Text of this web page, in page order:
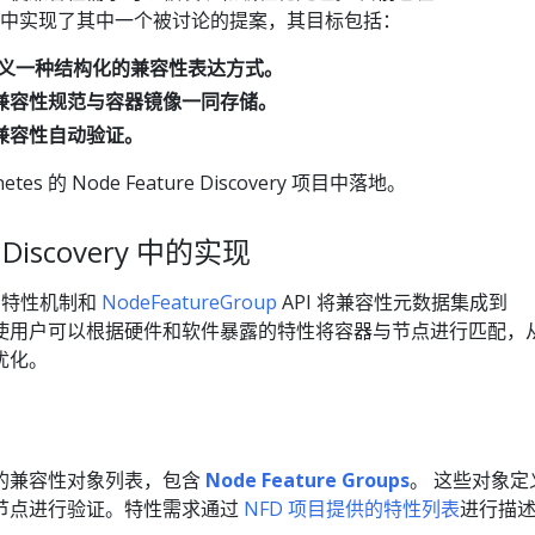
现了其中一个被讨论的提案，其目标包括：
一种结构化的兼容性表达方式。
性规范与容器镜像一同存储。
性自动验证。
的 Node Feature Discovery 项目中落地。
中的实现
性机制和 NodeFeatureGroup API 将兼容性元数据集成到
户可以根据硬件和软件暴露的特性将容器与节点进行匹配，
。
兼容性对象列表，包含 Node Feature Groups。 这些对象定
进行验证。特性需求通过 NFD 项目提供的特性列表进行描